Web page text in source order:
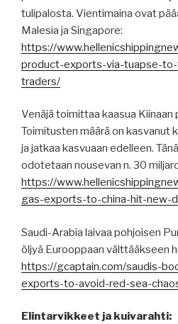
tulipalosta. Vientimaina ovat
Malesia ja Singapore:
https://
product-exports-via-tuapse-
traders/
Venäjä toimittaa kaasua
Toimitusten määrä on kasvanut
ja jatkaa kasvuaan edelleen.
odotetaan nousevan n. 30
https://
gas-exports-to-china-hit-new-
Saudi-Arabia laivaa pohjoisen
öljyä Eurooppaan välttääkseen
https://gcaptain.com/saudis-
exports-to-avoid-red-sea-
Elintarvikkeet ja kuivarahti: